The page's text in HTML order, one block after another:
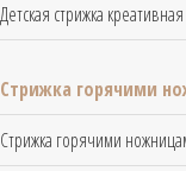
Детская стрижка
Стрижка горячими
Стрижка горячими